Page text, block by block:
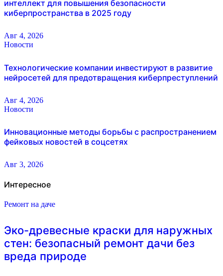
интеллект для повышения безопасности
киберпространства в 2025 году
Авг 4, 2026
Новости
Технологические компании инвестируют в развитие
нейросетей для предотвращения киберпреступлений
Авг 4, 2026
Новости
Инновационные методы борьбы с распространением
фейковых новостей в соцсетях
Авг 3, 2026
Интересное
Ремонт на даче
Эко-древесные краски для наружных
стен: безопасный ремонт дачи без
вреда природе